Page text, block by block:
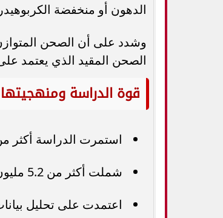
الدهون أو منخفضة
وشدد على أن الصحن
الصحن المقيد الذي يعتمد
قوة الدراسة ومنهجيتها
استمرت الدراسة أكثر من 30
شملت أكثر من 5.2 مليون سنة متابعة تراكمية.
اعتمدت على تحليل